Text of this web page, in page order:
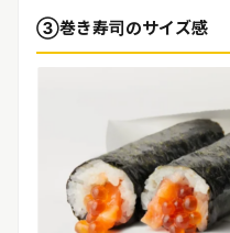
③巻き寿司のサイズ感